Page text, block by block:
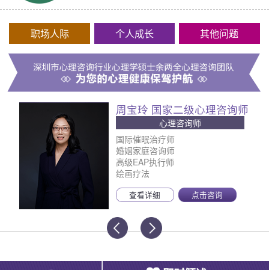
职场人际 个人成长 其他问题
周宝玲 国家二级心理咨询师
心理咨询师
国际催眠治疗师
婚姻家庭咨询师
高级EAP执行师
绘画疗法
查看详细 点击咨询